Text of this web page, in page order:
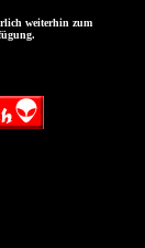
weiterhin zum